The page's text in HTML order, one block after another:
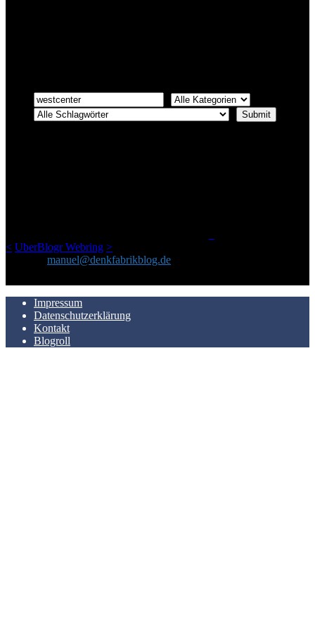
< UberBlogr Webring >
manuel@denkfabrikblog.de
Impressum
Datenschutzerklärung
Kontakt
Blogroll